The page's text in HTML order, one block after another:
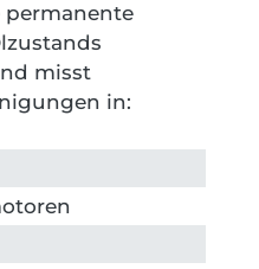
permanente
misst
in: